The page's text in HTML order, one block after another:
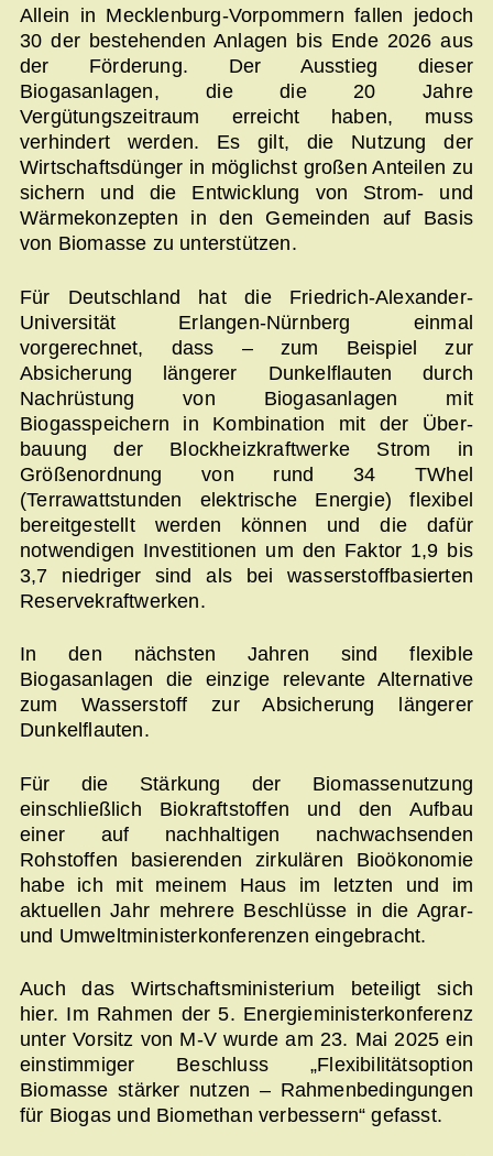
Allein in Mecklenburg-Vorpommern fallen jedoch
30 der bestehenden Anlagen bis Ende 2026 aus
der Förderung. Der Ausstieg dieser
Biogasanlagen, die die 20 Jahre
Vergütungszeitraum erreicht haben, muss
verhindert werden. Es gilt, die Nutzung der
Wirtschaftsdünger in möglichst großen Anteilen zu
sichern und die Entwicklung von Strom- und
Wärmekonzepten in den Gemeinden auf Basis
von Biomasse zu unterstützen.
Für Deutschland hat die Friedrich-Alexander-
Universität Erlangen-Nürnberg einmal
vorgerechnet, dass – zum Beispiel zur
Absicherung längerer Dunkelflauten durch
Nachrüstung von Biogasanlagen mit
Biogasspeichern in Kombination mit der Über-
bauung der Blockheizkraftwerke Strom in
Größenordnung von rund 34 TWhel
(Terrawattstunden elektrische Energie) flexibel
bereitgestellt werden können und die dafür
notwendigen Investitionen um den Faktor 1,9 bis
3,7 niedriger sind als bei wasserstoffbasierten
Reservekraftwerken.
In den nächsten Jahren sind flexible
Biogasanlagen die einzige relevante Alternative
zum Wasserstoff zur Absicherung längerer
Dunkelflauten.
Für die Stärkung der Biomassenutzung
einschließlich Biokraftstoffen und den Aufbau
einer auf nachhaltigen nachwachsenden
Rohstoffen basierenden zirkulären Bioökonomie
habe ich mit meinem Haus im letzten und im
aktuellen Jahr mehrere Beschlüsse in die Agrar-
und Umweltministerkonferenzen eingebracht.
Auch das Wirtschaftsministerium beteiligt sich
hier. Im Rahmen der 5. Energieministerkonferenz
unter Vorsitz von M-V wurde am 23. Mai 2025 ein
einstimmiger Beschluss „Flexibilitätsoption
Biomasse stärker nutzen – Rahmenbedingungen
für Biogas und Biomethan verbessern“ gefasst.